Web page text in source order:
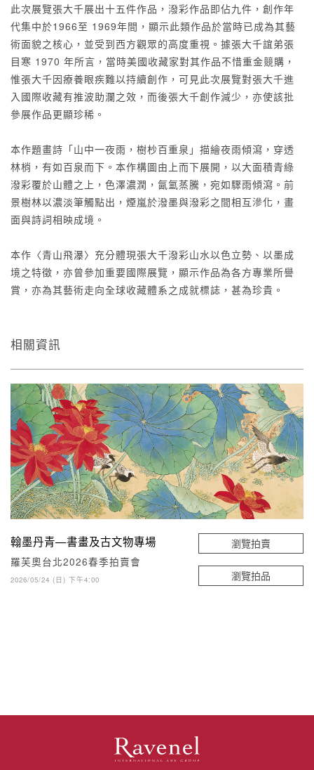
此次展覽張大千展出十五件作品，潑彩作品即佔九件，創作年
代集中於1966至 1969年間，顯示此類作品於當時已成為其藝
術面貌之核心，並受到西方觀眾的高度重視。據張大千誼弟張
目寒 1970 年所言，當時美國收藏家對其作品不惜重金競購，
惟張大千因療養眼疾難以持續創作，可見此次展覽對張大千進
入國際收藏有推波助瀾之效，而後張大千創作減少，亦使該批
參展作品更顯珍稀。
本作題畫詩「山中一夜雨，樹杪百重泉」描繪夜雨傾瀉，穿透
林梢，有如百泉而下。本作構圖由上而下展開，以大面積青綠
潑彩覆於山體之上，色澤濃潤，氤氳蒸騰，宛如驟雨傾瀉。前
景樹林以濃淡筆觸點出，煙嵐於潑墨與潑彩之間相互滲化，畫
面與詩詞相映成境。
本作〈青山飛瀑〉充分體現張大千潑彩山水以色立勢、以墨成
境之特徵，亦曾參加重要國際展覽，顯示作品為各方專業所譽
賞，亦為其藝術走向全球收藏體系之成就標誌，甚為珍貴。
相關資訊
翰墨丹青—書畫及古文物專場
羅芙奧台北2026春季拍賣會
2026/05/24 (日) 下午4:00
瀏覽拍賣
瀏覽拍品